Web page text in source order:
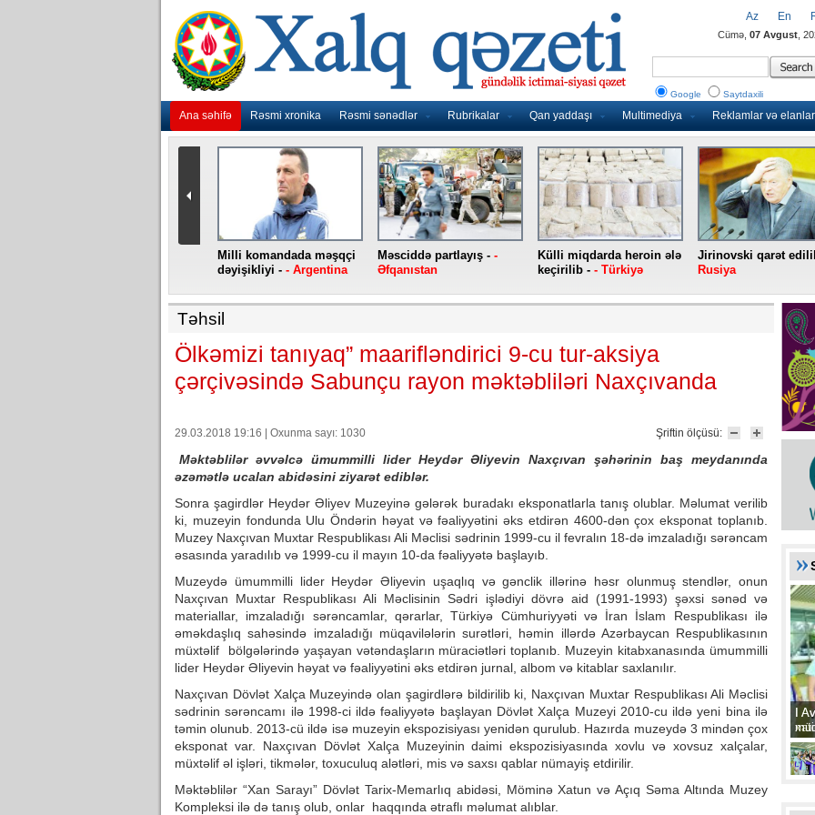
Ana səhifə Rəsmi xronika Rəsmi sənədlər Rubrikalar Qan yaddaşı Multimediya Reklamlar və elanlar
Az En
Cümə, 07 Avgust ,
Google Saytdaxili
Milli komandada məşqçi
dəyişikliyi - - Argentina
Məsciddə partlayış - -
Əfqanıstan
Külli miqdarda heroin ələ
keçirilib - - Türkiyə
Jirinovski qarət
Rusiya
Təhsil
Ölkəmizi tanıyaq” maarifləndirici 9-cu tur-aksiya
çərçivəsində Sabunçu rayon məktəbliləri Naxçıvanda
Şriftin ölçüsü:
29.03.2018 19:16 | Oxunma sayı: 1030
Məktəblilər əvvəlcə ümummilli lider Heydər Əliyevin Naxçıvan şəhərinin baş meydanında
əzəmətlə ucalan abidəsini ziyarət ediblər.
Sonra şagirdlər Heydər Əliyev Muzeyinə gələrək buradakı eksponatlarla tanış olublar. Məlumat verilib
ki, muzeyin fondunda Ulu Öndərin həyat və fəaliyyətini əks etdirən 4600-dən çox eksponat toplanıb.
Muzey Naxçıvan Muxtar Respublikası Ali Məclisi sədrinin 1999-cu il fevralın 18-də imzaladığı sərəncam
əsasında yaradılıb və 1999-cu il mayın 10-da fəaliyyətə başlayıb.
Muzeydə ümummilli lider Heydər Əliyevin uşaqlıq və gənclik illərinə həsr olunmuş stendlər, onun
Naxçıvan Muxtar Respublikası Ali Məclisinin Sədri işlədiyi dövrə aid (1991-1993) şəxsi sənəd və
materiallar, imzaladığı sərəncamlar, qərarlar, Türkiyə Cümhuriyyəti və İran İslam Respublikası ilə
əməkdaşlıq sahəsində imzaladığı müqavilələrin surətləri, həmin illərdə Azərbaycan Respublikasının
müxtəlif bölgələrində yaşayan vətəndaşların müraciətləri toplanıb. Muzeyin kitabxanasında ümummilli
lider Heydər Əliyevin həyat və fəaliyyətini əks etdirən jurnal, albom və kitablar saxlanılır.
Naxçıvan Dövlət Xalça Muzeyində olan şagirdlərə bildirilib ki, Naxçıvan Muxtar Respublikası Ali Məclisi
sədrinin sərəncamı ilə 1998-ci ildə fəaliyyətə başlayan Dövlət Xalça Muzeyi 2010-cu ildə yeni bina ilə
təmin olunub. 2013-cü ildə isə muzeyin ekspozisiyası yenidən qurulub. Hazırda muzeydə 3 mindən çox
eksponat var. Naxçıvan Dövlət Xalça Muzeyinin daimi ekspozisiyasında xovlu və xovsuz xalçalar,
müxtəlif əl işləri, tikmələr, toxuculuq alətləri, mis və saxsı qablar nümayiş etdirilir.
Məktəblilər “Xan Sarayı” Dövlət Tarix-Memarlıq abidəsi, Möminə Xatun və Açıq Səma Altında Muzey
Kompleksi ilə də tanış olub, onlar haqqında ətraflı məlumat alıblar.
II